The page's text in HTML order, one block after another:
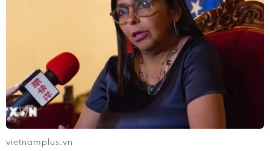
vietnamplus.vn